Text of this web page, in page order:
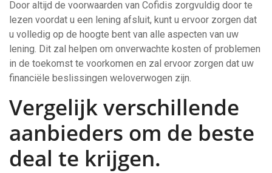
Door altijd de voorwaarden van Cofidis zorgvuldig door te
lezen voordat u een lening afsluit, kunt u ervoor zorgen dat
u volledig op de hoogte bent van alle aspecten van uw
lening. Dit zal helpen om onverwachte kosten of problemen
in de toekomst te voorkomen en zal ervoor zorgen dat uw
financiële beslissingen weloverwogen zijn.
Vergelijk verschillende
aanbieders om de beste
deal te krijgen.